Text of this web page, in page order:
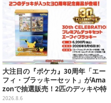
大注目の『ポケカ』30周年「エー
フィ・ブラッキーセット」がAma
zonで抽選販売！2匹のデッキや特
別カードを収録
2026.8.6